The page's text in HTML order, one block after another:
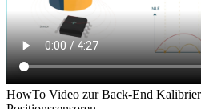
HowTo Video zur Back-End